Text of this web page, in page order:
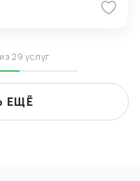
29 услуг
ЕЩЁ